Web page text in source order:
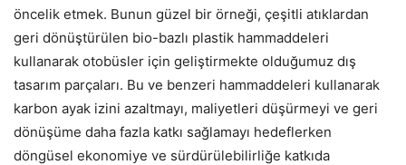
öncelik etmek. Bunun güzel bir örneği, çeşitli atıklardan
geri dönüştürülen bio-bazlı plastik hammaddeleri
kullanarak otobüsler için geliştirmekte olduğumuz dış
tasarım parçaları. Bu ve benzeri hammaddeleri kullanarak
karbon ayak izini azaltmayı, maliyetleri düşürmeyi ve geri
dönüşüme daha fazla katkı sağlamayı hedeflerken
döngüsel ekonomiye ve sürdürülebilirliğe katkıda